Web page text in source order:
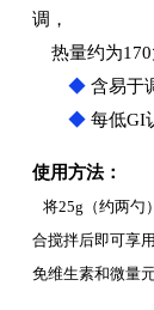
调，
热量约为170
◆ 含易于
◆ 每低GI
使用方法：
将25g（约两勺
合搅拌后即可享
免维生素和微量